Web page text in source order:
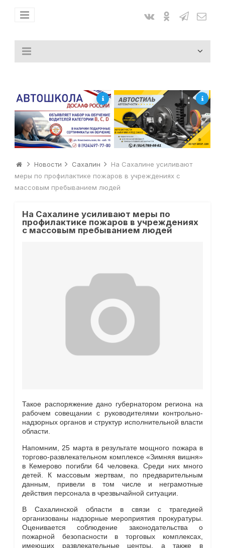
Новости Сахалин
На Сахалине усиливают
меры по профилактике пожаров в учреждениях с
массовым пребыванием людей
На Сахалине усиливают меры по
профилактике пожаров в учреждениях
с массовым пребыванием людей
Такое распоряжение дано губернатором региона на
рабочем совещании с руководителями контрольно-
надзорных органов и структур исполнительной власти
области.
Напомним, 25 марта в результате мощного пожара в
торгово-развлекательном комплексе «Зимняя вишня»
в Кемерово погибли 64 человека. Среди них много
детей. К массовым жертвам, по предварительным
данным, привели в том числе и неграмотные
действия персонала в чрезвычайной ситуации.
В Сахалинской области в связи с трагедией
организованы надзорные мероприятия прокуратуры.
Оценивается соблюдение законодательства о
пожарной безопасности в торговых комплексах,
имеющих развлекательные центры, а также в